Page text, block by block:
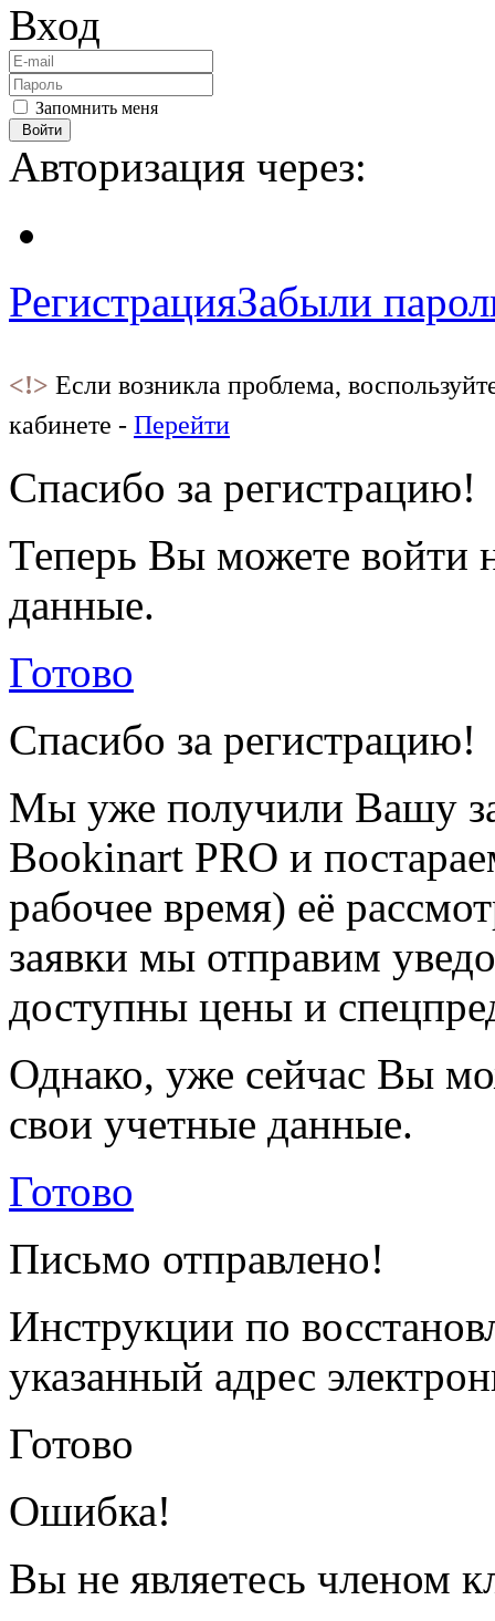
Вход
Запомнить меня
Войти
Авторизация через:
РегистрацияЗабыли
<!> Если возникла проблема,
кабинете - Перейти
Спасибо за регистрацию!
Теперь Вы можете войти
данные.
Готово
Спасибо за регистрацию!
Мы уже получили Вашу
Bookinart PRO и
рабочее время) её
заявки мы отправим
доступны цены и
Однако, уже сейчас Вы
свои учетные данные.
Готово
Письмо отправлено!
Инструкции по
указанный адрес
Готово
Ошибка!
Вы не являетесь членом